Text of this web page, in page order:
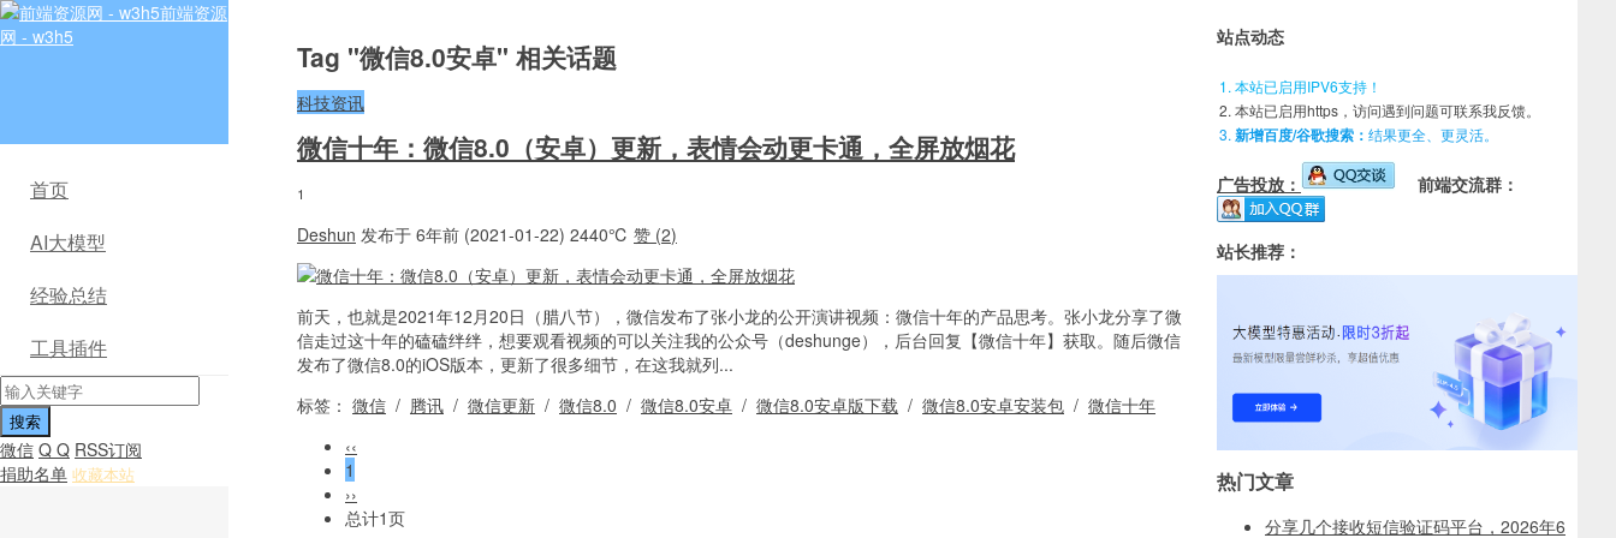
前端资源
网 - w3h5
首页
AI大模型
经验总结
工具插件
微信 Q Q RSS订阅
捐助名单 收藏本站
Tag "微信8.0安卓" 相关话题
科技资讯
微信十年：微信8.0（安卓）更新，表情会动更卡通，全屏放烟花
1
Deshun 发布于 6年前 (2021-01-22) 2440℃ 赞 (2)
前天，也就是2021年12月20日（腊八节），微信发布了张小龙的公开演讲视频：微信十年的产品思考。张小龙分享了微
信走过这十年的磕磕绊绊，想要观看视频的可以关注我的公众号（deshunge），后台回复【微信十年】获取。随后微信
发布了微信8.0的iOS版本，更新了很多细节，在这我就列...
标签： 微信 / 腾讯 / 微信更新 / 微信8.0 / 微信8.0安卓 / 微信8.0安卓版下载 / 微信8.0安卓安装包 / 微信十年
‹‹
1
››
总计1页
站点动态
本站已启用IPV6支持！
本站已启用https，访问遇到问题可联系我反馈。
新增百度/谷歌搜索： 结果更全、更灵活。
广告投放： 前端交流群：
站长推荐：
热门文章
分享几个接收短信验证码平台，2026年6